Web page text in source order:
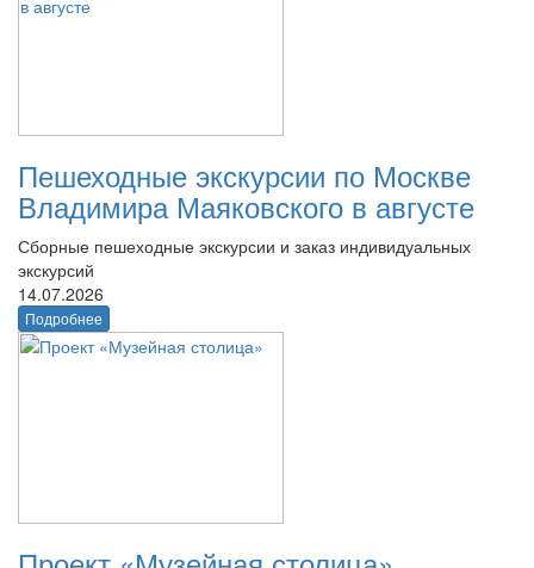
Пешеходные экскурсии по Москве
Владимира Маяковского в августе
Сборные пешеходные экскурсии и заказ индивидуальных
экскурсий
14.07.2026
Подробнее